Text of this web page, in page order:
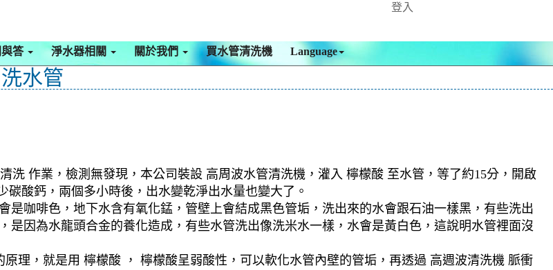
登入
與答 淨水器相關 關於我們 買水管清洗機 Language
水管
洗 作業，檢測無發現，本公司裝設 高周波水管清洗機，灌入 檸檬酸 至水管，等了約15分，開啟
酸鈣，兩個多小時後，出水變乾淨出水量也變大了。
咖啡色，地下水含有氧化錳，管壁上會結成黑色管垢，洗出來的水會跟石油一樣黑，有些洗出
因為水龍頭合金的養化造成，有些水管洗出像洗米水一樣，水會是黃白色，這說明水管裡面沒
理，就是用 檸檬酸 ， 檸檬酸呈弱酸性，可以軟化水管內壁的管垢，再透過 高週波清洗機 脈衝